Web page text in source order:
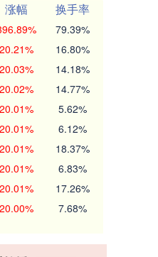
涨幅
换手率
79.39%
20.21% 16.80%
20.03% 14.18%
20.02% 14.77%
20.01% 5.62%
20.01% 6.12%
20.01% 18.37%
20.01% 6.83%
20.01% 17.26%
20.00% 7.68%